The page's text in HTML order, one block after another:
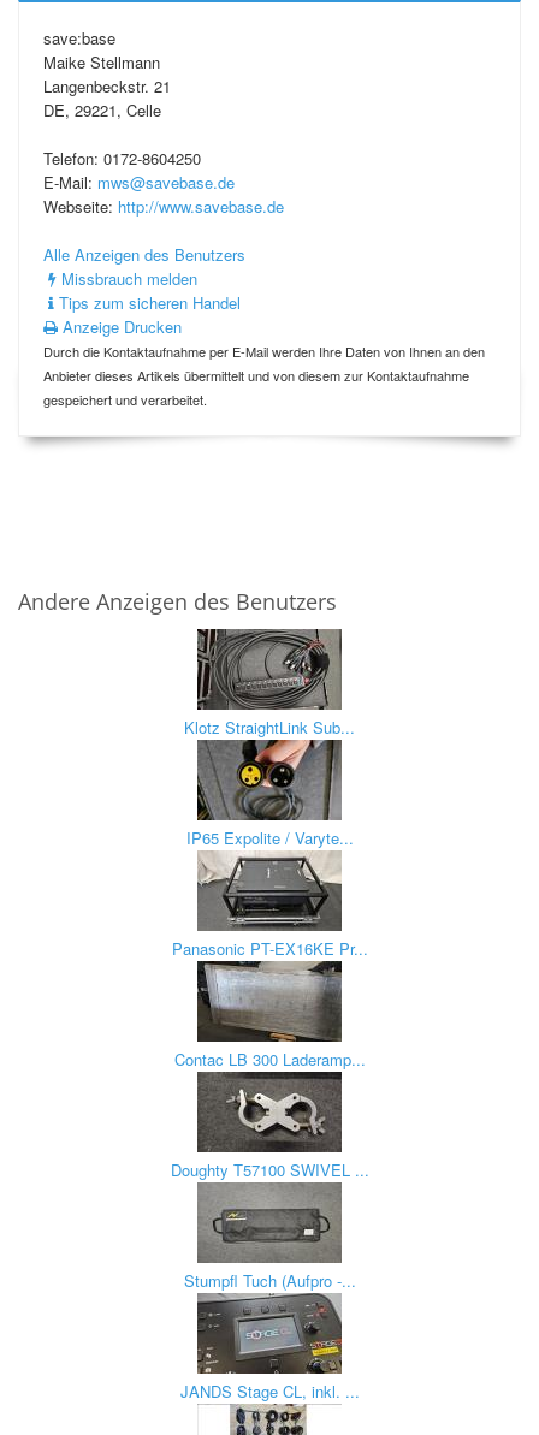
save:base
Maike Stellmann
Langenbeckstr. 21
DE, 29221, Celle
Telefon: 0172-8604250
E-Mail: mws@savebase.de
Webseite: http://www.savebase.de
Alle Anzeigen des Benutzers
Missbrauch melden
Tips zum sicheren Handel
Anzeige Drucken
Durch die Kontaktaufnahme per E-Mail werden Ihre Daten von Ihnen an den
Anbieter dieses Artikels übermittelt und von diesem zur Kontaktaufnahme
gespeichert und verarbeitet.
Andere Anzeigen des Benutzers
Klotz StraightLink Sub...
IP65 Expolite / Varyte...
Panasonic PT-EX16KE Pr...
Contac LB 300 Laderamp...
Doughty T57100 SWIVEL ...
Stumpfl Tuch (Aufpro -...
JANDS Stage CL, inkl. ...